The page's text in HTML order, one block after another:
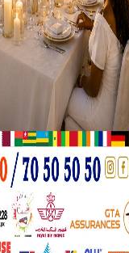
je commenterai.